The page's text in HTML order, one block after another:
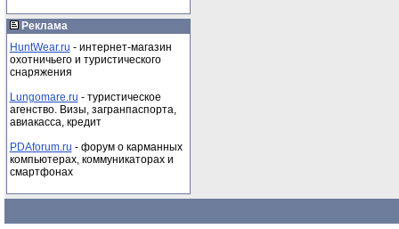
Реклама
HuntWear.ru - интернет-магазин
охотничьего и туристического
снаряжения
Lungomare.ru - туристическое
агенство. Визы, загранпаспорта,
авиакасса, кредит
PDAforum.ru - форум о карманных
компьютерах, коммуникаторах и
смартфонах